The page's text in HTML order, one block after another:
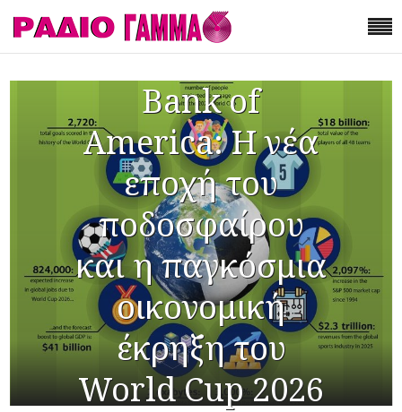
Bank of
America: Η νέα
εποχή του
ποδοσφαίρου
και η παγκόσμια
οικονομική
έκρηξη του
World Cup 2026